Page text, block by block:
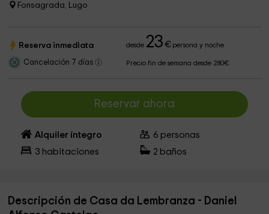
Fonsagrada, Lugo
Reserva inmediata desde 23 €persona y noche
Cancelación 7 días Precio fin de semana desde 280€
Reservar ahora
Alquiler íntegro 6 personas
3 habitaciones 2 baños
Descripción de Casa da Lembranza - Daniel